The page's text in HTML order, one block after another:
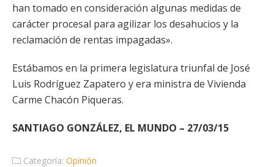
han tomado en consideración algunas medidas de
carácter procesal para agilizar los desahucios y la
reclamación de rentas impagadas».
Estábamos en la primera legislatura triunfal de José
Luis Rodríguez Zapatero y era ministra de Vivienda
Carme Chacón Piqueras.
SANTIAGO GONZÁLEZ, EL MUNDO – 27/03/15
Categoría: Opinión